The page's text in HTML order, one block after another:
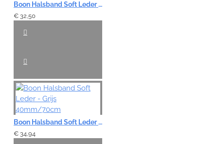
Boon Halsband Soft Leder - Grijs 40mm/60cm
€ 32,50
Boon Halsband Soft Leder - Grijs 40mm/70cm
€ 34,94